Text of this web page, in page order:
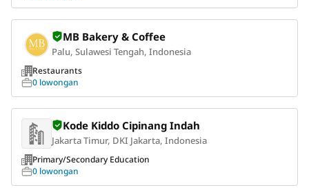
MB Bakery & Coffee
Palu, Sulawesi Tengah, Indonesia
Restaurants
0 lowongan
Kode Kiddo Cipinang Indah
Jakarta Timur, DKI Jakarta, Indonesia
Primary/Secondary Education
0 lowongan